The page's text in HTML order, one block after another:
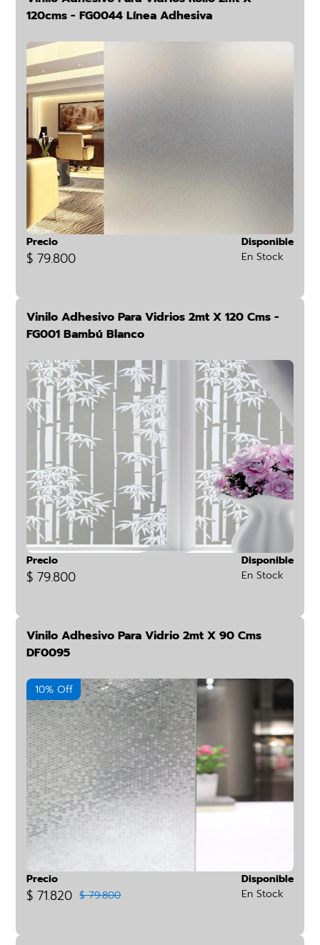
120cms - FG0044 Línea Adhesiva
Precio
$ 79.800
Disponible
En Stock
Vinilo Adhesivo Para Vidrios 2mt X 120 Cms -
FG001 Bambú Blanco
Precio
$ 79.800
Disponible
En Stock
Vinilo Adhesivo Para Vidrio 2mt X 90 Cms
DF0095
10% Off
Precio
$ 71.820 $ 79.800
Disponible
En Stock